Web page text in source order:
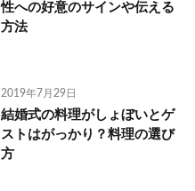
性への好意のサインや伝える
方法
2019年7月29日
結婚式の料理がしょぼいとゲ
ストはがっかり？料理の選び
方